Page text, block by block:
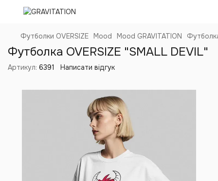
Футболки OVERSIZE Mood Mood GRAVITATION
Футболка OVERSIZE "SMALL DEVIL"
Артикул: 6391 Написати відгук